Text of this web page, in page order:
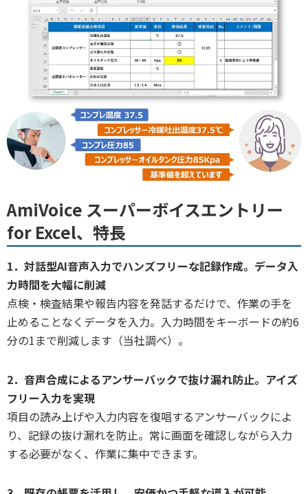
AmiVoice スーパーボイスエントリー
for Excel、特長
1．対話型AI音声入力でハンズフリーな記録作成。データ入
力時間を大幅に削減
点検・検査結果や報告内容を発話するだけで、作業の手を
止めることなくデータを入力。入力時間をキーボードの約6
分の1まで削減します（当社調べ）。
2．音声合成によるアンサーバックで抜け漏れ防止。アイズ
フリー入力を実現
項目の読み上げや入力内容を復唱するアンサーバックによ
り、記録の抜け漏れを防止。常に画面を確認しながら入力
する必要がなく、作業に集中できます。